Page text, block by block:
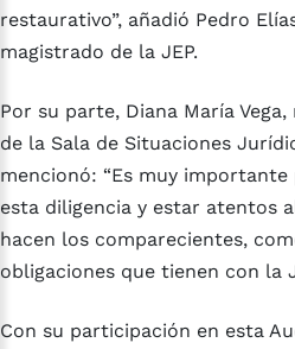
restaurativo”, añadió Pedro
magistrado de la JEP.
Por su parte, Diana María
de la Sala de Situaciones
mencionó: “Es muy
esta diligencia y estar atentos
hacen los comparecientes,
obligaciones que tienen con la
Con su participación en esta